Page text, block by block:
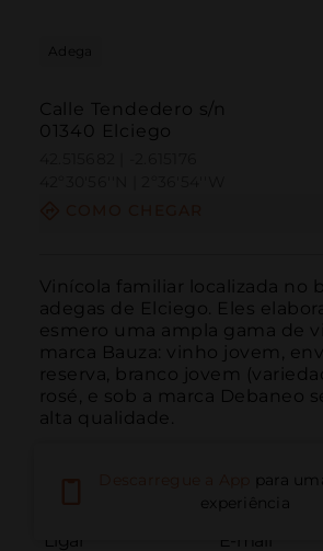
Adega
Calle Tendedero s/n
01340 Elciego
Vinícola familiar localizada no
adegas de Elciego. Eles
esmero uma ampla gama de
marca Bauza: vinho jovem,
reserva, branco jovem
rosé, e sob a marca Debaneo
alta qualidade.
Ligar E-mail
para
experiência